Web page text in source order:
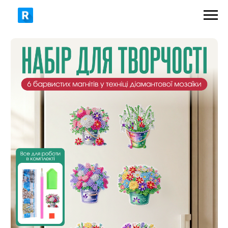
ЗАМОВИТИ
570 грн 339 грн